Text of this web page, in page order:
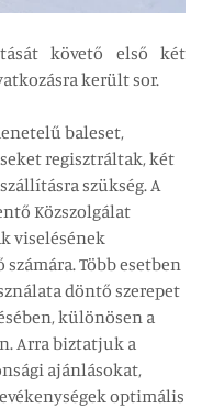
követő első két
került sor.
baleset,
regisztráltak, két
szükség. A
Közszolgálat
viselésének
Több esetben
döntő szerepet
különösen a
Arra biztatjuk a
ajánlásokat,
optimális